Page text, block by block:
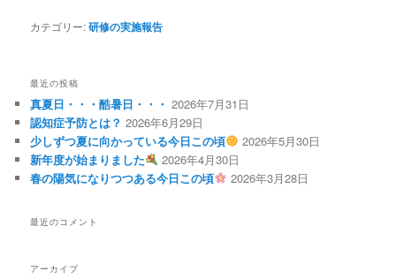
カテゴリー:研修の実施報告
最近の投稿
真夏日・・・酷暑日・・・ 2026年7月31日
認知症予防とは？ 2026年6月29日
少しずつ夏に向かっている今日この頃
2026年5月30日
新年度が始まりました
2026年4月30日
春の陽気になりつつある今日この頃
2026年3月28日
最近のコメント
アーカイブ